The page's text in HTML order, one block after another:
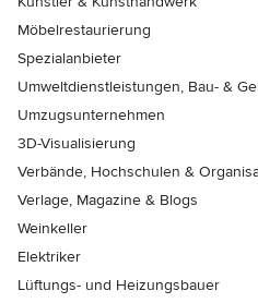
Möbelrestaurierung
Spezialanbieter
Umweltdienstleistungen, Bau- &
Umzugsunternehmen
3D-Visualisierung
Verbände, Hochschulen &
Verlage, Magazine & Blogs
Weinkeller
Elektriker
Lüftungs- und Heizungsbauer